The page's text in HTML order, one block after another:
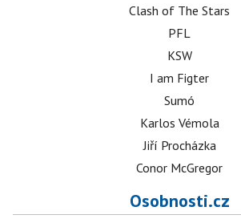
Clash of The Stars
PFL
KSW
I am Figter
Sumó
Karlos Vémola
Jiří Procházka
Conor McGregor
Osobnosti.cz